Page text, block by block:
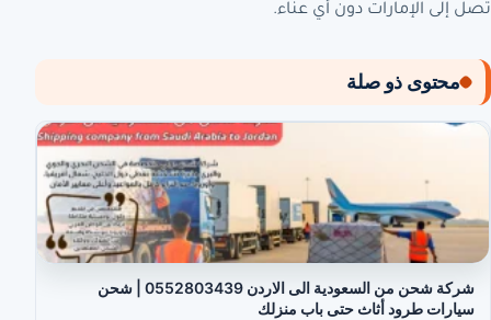
تصل إلى الإمارات دون أي عناء.
محتوى ذو صلة
شركة شحن من السعودية الى الاردن 0552803439 | شحن
سيارات طرود أثاث حتى باب منزلك